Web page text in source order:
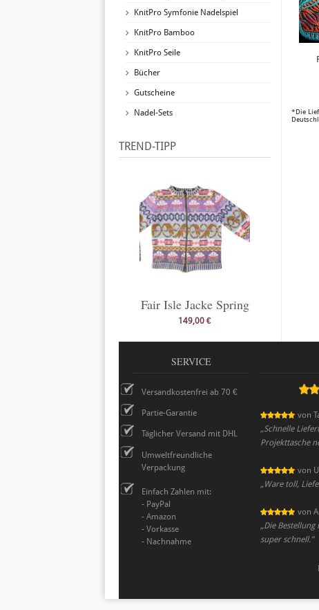
KnitPro Symfonie Nadelspiel
KnitPro Bamboo
KnitPro Seile
Bücher
Gutscheine
Nadel-Sets
TREND-TIPP
Fair Isle Jacke Spring
149,00 €
*Die
SERVICE
Versandkostenfrei ab 70 €
Partie-Garantie
Täglicher Versand mit DHL
Umweltfreundliche
Verpackung
Einfach Zahlen mit:
- PayPal
- Amazon
- Vorkasse
- Nachnahme
von
„Schnelle
Projekttasche
von
„Ware toll,
von
„Die
super schnell.”